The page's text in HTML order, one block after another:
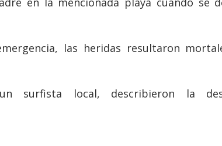
las heridas resultaron
local, describieron la